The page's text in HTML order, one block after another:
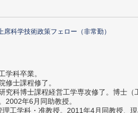
科学技術政策フェロー（非常勤）
学科卒業。
修士課程修了。
究科博士課程経営工学専攻修了。博士（
2002年6月同助教授。
工学科・准教授。2011年4月同教授、現